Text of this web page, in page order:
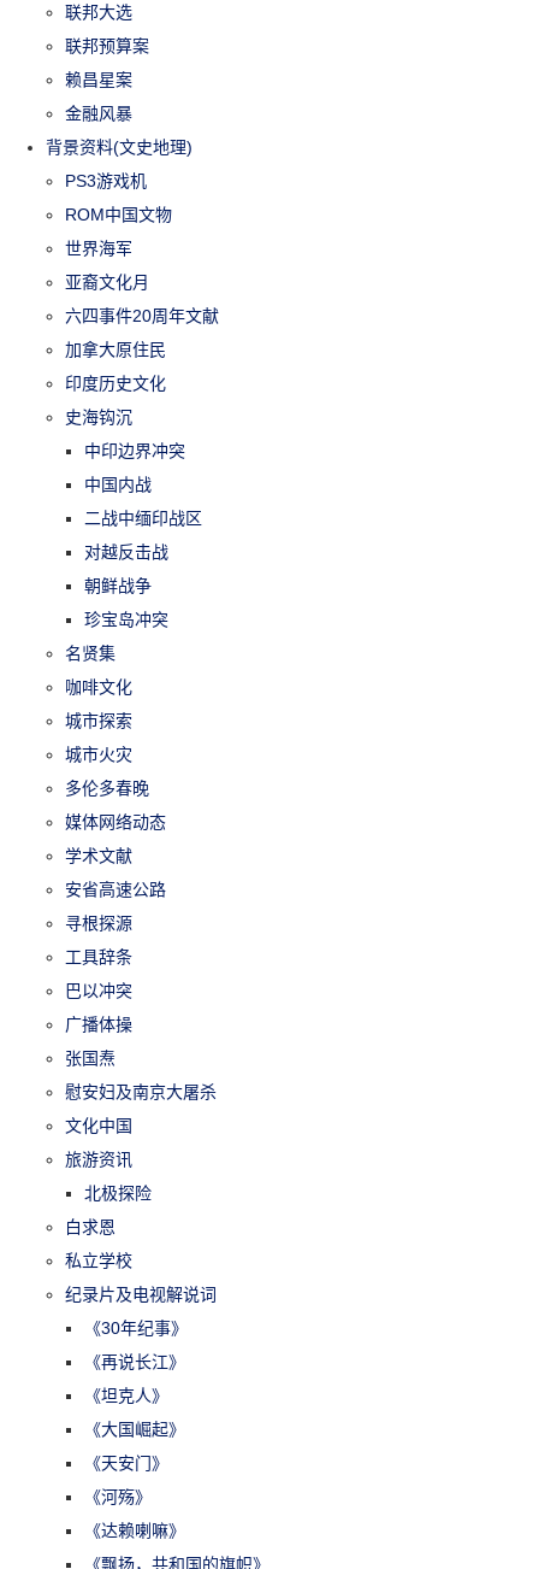
联邦大选
联邦预算案
赖昌星案
金融风暴
背景资料(文史地理)
PS3游戏机
ROM中国文物
世界海军
亚裔文化月
六四事件20周年文献
加拿大原住民
印度历史文化
史海钩沉
中印边界冲突
中国内战
二战中缅印战区
对越反击战
朝鲜战争
珍宝岛冲突
名贤集
咖啡文化
城市探索
城市火灾
多伦多春晚
媒体网络动态
学术文献
安省高速公路
寻根探源
工具辞条
巴以冲突
广播体操
张国焘
慰安妇及南京大屠杀
文化中国
旅游资讯
北极探险
白求恩
私立学校
纪录片及电视解说词
《30年纪事》
《再说长江》
《坦克人》
《大国崛起》
《天安门》
《河殇》
《达赖喇嘛》
《飘扬，共和国的旗帜》